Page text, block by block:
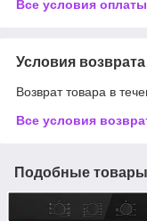
Все условия оплаты
Условия возврата
Возврат товара в
Все условия
Подобные